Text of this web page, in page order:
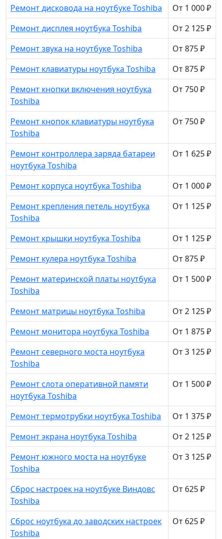
Ремонт дисковода на ноутбуке Toshiba
От 1 000 ₽
Ремонт дисплея ноутбука Toshiba
От 2 125 ₽
Ремонт звука на ноутбуке Toshiba
От 875 ₽
Ремонт клавиатуры ноутбука Toshiba
От 875 ₽
Ремонт кнопки включения ноутбука
Toshiba
От 750 ₽
Ремонт кнопок клавиатуры ноутбука
Toshiba
От 750 ₽
Ремонт контроллера заряда батареи
ноутбука Toshiba
От 1 625 ₽
Ремонт корпуса ноутбука Toshiba
От 1 000 ₽
Ремонт крепления петель ноутбука
Toshiba
От 1 125 ₽
Ремонт крышки ноутбука Toshiba
От 1 125 ₽
Ремонт кулера ноутбука Toshiba
От 875 ₽
Ремонт материнской платы ноутбука
Toshiba
От 1 500 ₽
Ремонт матрицы ноутбука Toshiba
От 2 125 ₽
Ремонт монитора ноутбука Toshiba
От 1 875 ₽
Ремонт северного моста ноутбука
Toshiba
От 3 125 ₽
Ремонт слота оперативной памяти
ноутбука Toshiba
От 1 500 ₽
Ремонт термотрубки ноутбука Toshiba
От 1 375 ₽
Ремонт экрана ноутбука Toshiba
От 2 125 ₽
Ремонт южного моста на ноутбуке
Toshiba
От 3 125 ₽
Сброс настроек на ноутбуке Виндовс
Toshiba
От 625 ₽
Сброс ноутбука до заводских настроек
Toshiba
От 625 ₽